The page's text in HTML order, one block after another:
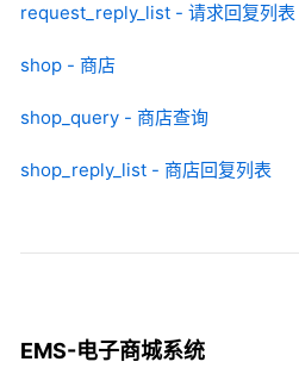
request_reply_list - 请求回复列表
shop - 商店
shop_query - 商店查询
shop_reply_list - 商店回复列表
EMS-电子商城系统